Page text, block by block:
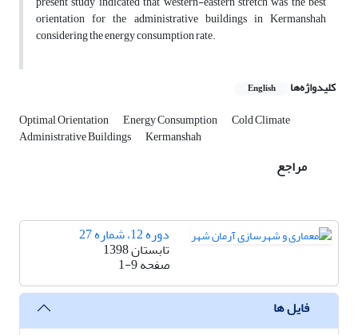
orientation for the administrative buildings in Kermanshah
considering the energy consumption rate.
کلیدواژه‌ها English
Optimal Orientation Energy Consumption Cold Climate
Administrative Buildings Kermanshah
مراجع
دوره 12، شماره 27
تابستان 1398
صفحه1-9
فایل ها